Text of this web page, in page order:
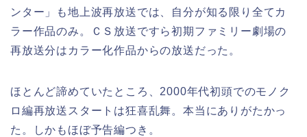
ンター」も地上波再放送では、自分が知る限り全てカ
ラー作品のみ。ＣＳ放送ですら初期ファミリー劇場の
再放送分はカラー化作品からの放送だった。
ほとんど諦めていたところ、2000年代初頭でのモノク
ロ編再放送スタートは狂喜乱舞。本当にありがたかっ
た。しかもほぼ予告編つき。